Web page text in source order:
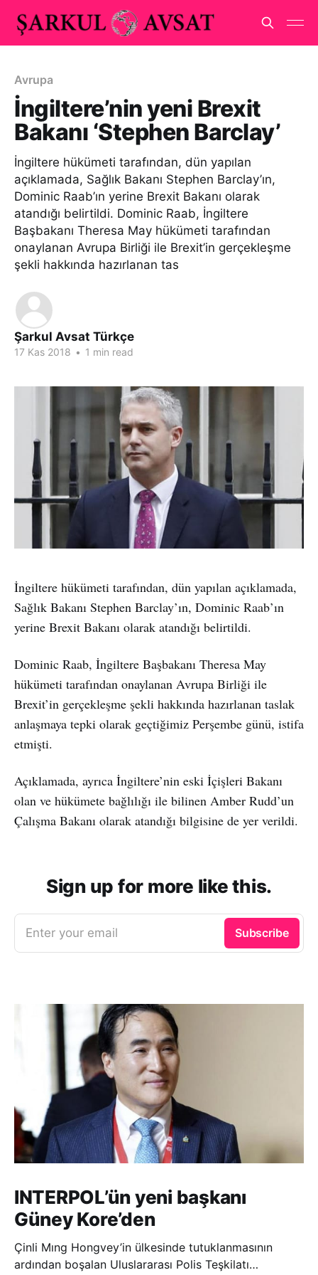
Avrupa
İngiltere’nin yeni Brexit
Bakanı ‘Stephen Barclay’
İngiltere hükümeti tarafından, dün yapılan
açıklamada, Sağlık Bakanı Stephen Barclay’ın,
Dominic Raab’ın yerine Brexit Bakanı olarak
atandığı belirtildi. Dominic Raab, İngiltere
Başbakanı Theresa May hükümeti tarafından
onaylanan Avrupa Birliği ile Brexit’in gerçekleşme
şekli hakkında hazırlanan tas
Şarkul Avsat Türkçe
17 Kas 2018 • 1 min read
İngiltere hükümeti tarafından, dün yapılan açıklamada,
Sağlık Bakanı Stephen Barclay’ın, Dominic Raab’ın
yerine Brexit Bakanı olarak atandığı belirtildi.
Dominic Raab, İngiltere Başbakanı Theresa May
hükümeti tarafından onaylanan Avrupa Birliği ile
Brexit’in gerçekleşme şekli hakkında hazırlanan taslak
anlaşmaya tepki olarak geçtiğimiz Perşembe günü, istifa
etmişti.
Açıklamada, ayrıca İngiltere’nin eski İçişleri Bakanı
olan ve hükümete bağlılığı ile bilinen Amber Rudd’un
Çalışma Bakanı olarak atandığı bilgisine de yer verildi.
Sign up for more like this.
Enter your email Subscribe
INTERPOL’ün yeni başkanı
Güney Kore’den
Çinli Mıng Hongvey’in ülkesinde tutuklanmasının
ardından boşalan Uluslararası Polis Teşkilatı